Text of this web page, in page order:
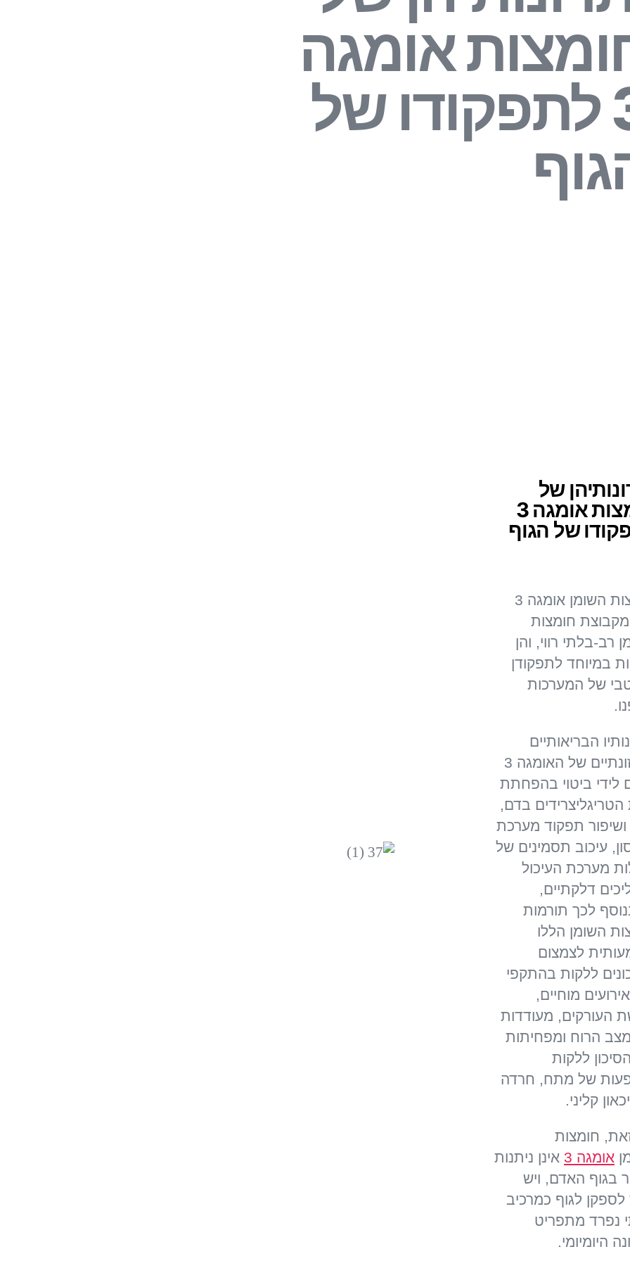
אומגה
3 לתפקודו של
של
חומצות אומגה 3
של הגוף
חומצות השומן אומגה 3
מקבוצת חומצות
רב-בלתי רווי, והן
במיוחד לתפקודן
של המערכות
הבריאותיים
והתזונתיים של האומגה 3
לידי ביטוי בהפחתת
בדם,
ושיפור תפקוד מערכת
עיכוב תסמינים של
מערכת העיכול
דלקתיים,
לכך תורמות
השומן הללו
לצמצום
ללקות בהתקפי
מוחיים,
העורקים, מעודדות
הרוח ומפחיתות
ללקות
של מתח, חרדה
קליני.
חומצות
אומגה 3
אינן ניתנות
בגוף האדם, ויש
לספקן לגוף כמרכיב
נפרד מתפריט
היומיומי.